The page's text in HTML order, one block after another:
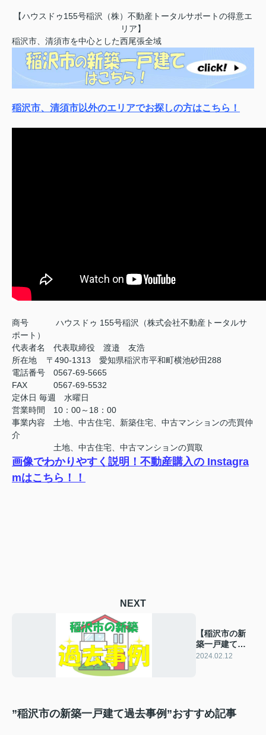
【ハウスドゥ155号稲沢（株）不動産トータルサポートの得意エ
リア】
稲沢市、清須市を中心とした西尾張全域
稲沢市、清須市以外のエリアでお探しの方はこちら！
商号
ハウスドゥ 155号稲沢（株式会社不動産トータルサ
ポート）
代表者名 代表取締役 渡邉 友浩
所在地 〒490-1313 愛知県稲沢市平和町横池砂田288
電話番号 0567-69-5665
FAX
0567-69-5532
定休日 毎週 水曜日
営業時間 10：00～18：00
事業内容 土地、中古住宅、新築住宅、中古マンションの売買仲
介
土地、中古住宅、中古マンションの買取
画像でわかりやすく説明！不動産購入の Instagra
mはこちら！！
NEXT
【稲沢市の新
築一戸建て】
過去の販売事
2024.02.12
”稲沢市の新築一戸建て過去事例”おすすめ記事